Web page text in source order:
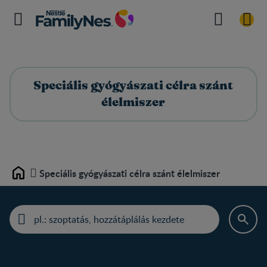
Speciális gyógyászati célra szánt
élelmiszer
Home Speciális gyógyászati célra szánt élelmiszer